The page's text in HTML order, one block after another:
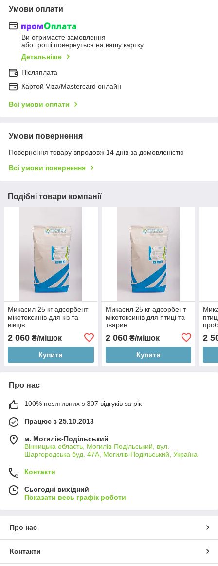
Умови оплати
Ви отримаєте замовлення
або гроші повернуться на вашу картку
Детальніше
Післяплата
Картой Viza/Mastercard онлайн
Всі умови оплати
Умови повернення
Повернення товару впродовж 14 днів за домовленістю
Всі умови повернення
Подібні товари компанії
Микасил 25 кг адсорбент
мікотоксинів для кіз та
вівців
2 060 ₴/мішок
Купити
Микасил 25 кг адсорбент
мікотоксинів для птиці та
тварин
2 060₴/мішок
Купити
2
Про нас
100% позитивних з 307 відгуків за рік
Працює з 25.10.2013
м. Могилів-Подільський
Вінницька область, Могилів-Подільський, вул.
Шаргородська буд. 47А, Могилів-Подільський, Україна
Контакти
Сьогодні вихідний
Показати весь графік роботи
Про нас
Контакти